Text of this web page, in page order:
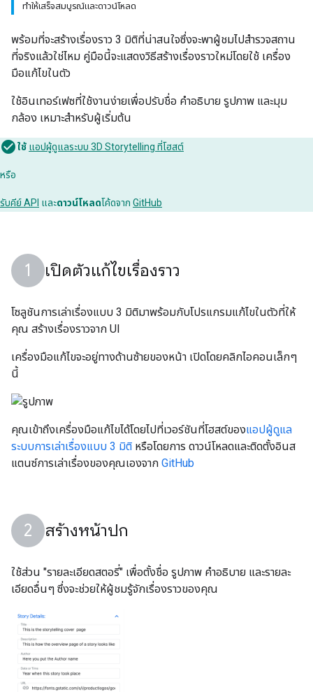
ทำให้เสร็จสมบูรณ์และดาวน์โหลด
พร้อมที่จะสร้างเรื่องราว 3 มิติที่น่าสนใจซึ่งจะพาผู้ชมไปสำรวจสถาน
ที่จริงแล้วใช่ไหม คู่มือนี้จะแสดงวิธีสร้างเรื่องราวใหม่โดยใช้ เครื่อง
มือแก้ไขในตัว
ใช้อินเทอร์เฟซที่ใช้งานง่ายเพื่อปรับชื่อ คำอธิบาย รูปภาพ และมุม
กล้อง เหมาะสำหรับผู้เริ่มต้น
ใช้ แอปผู้ดูแลระบบ 3D Storytelling ที่โฮสต์
หรือ
รับคีย์ API และดาวน์โหลดโค้ดจาก GitHub
เปิดตัวแก้ไขเรื่องราว
โซลูชันการเล่าเรื่องแบบ 3 มิติมาพร้อมกับโปรแกรมแก้ไขในตัวที่ให้
คุณ สร้างเรื่องราวจาก UI
เครื่องมือแก้ไขจะอยู่ทางด้านซ้ายของหน้า เปิดโดยคลิกไอคอนเล็กๆ
นี้
คุณเข้าถึงเครื่องมือแก้ไขได้โดยไปที่เวอร์ชันที่โฮสต์ของแอปผู้ดูแล
ระบบการเล่าเรื่องแบบ 3 มิติ หรือโดยการ ดาวน์โหลดและติดตั้งอินส
แตนซ์การเล่าเรื่องของคุณเองจาก GitHub
สร้างหน้าปก
ใช้ส่วน "รายละเอียดสตอรี่" เพื่อตั้งชื่อ รูปภาพ คำอธิบาย และรายละ
เอียดอื่นๆ ซึ่งจะช่วยให้ผู้ชมรู้จักเรื่องราวของคุณ